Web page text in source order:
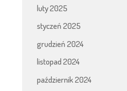
luty 2025
styczeń 2025
grudzień 2024
listopad 2024
październik 2024